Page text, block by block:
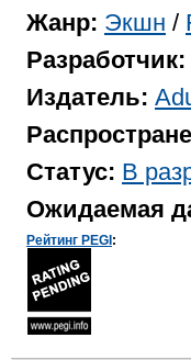
Жанр: Экшн /
Разработчик:
Издатель:
Статус: В
Ожидаемая
Рейтинг PEGI :